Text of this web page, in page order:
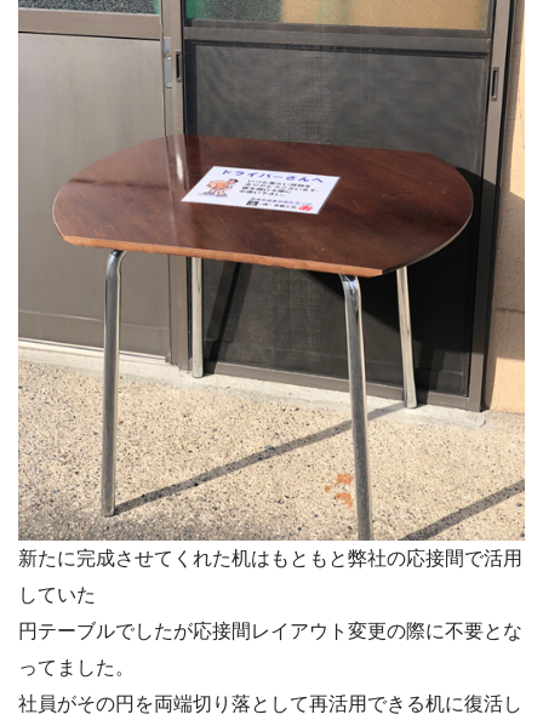
新たに完成させてくれた机はもともと弊社の応接間で活用
していた
円テーブルでしたが応接間レイアウト変更の際に不要とな
ってました。
社員がその円を両端切り落として再活用できる机に復活し